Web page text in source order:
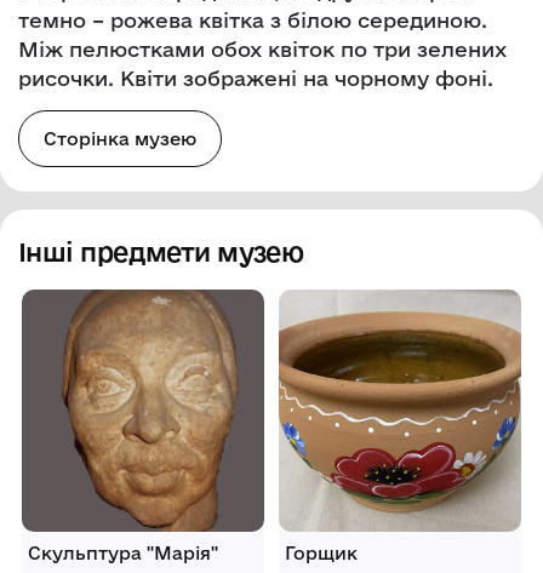
темно – рожева квітка з білою серединою.
Між пелюстками обох квіток по три зелених
рисочки. Квіти зображені на чорному фоні.
Сторінка музею
Інші предмети музею
Скульптура "Марія" Горщик